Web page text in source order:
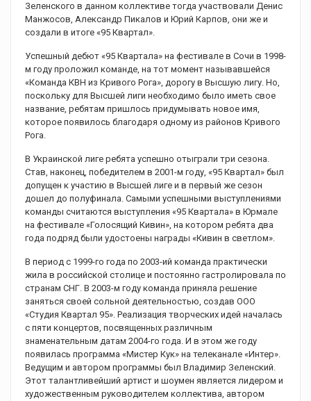
Зеленского в данном коллективе тогда участвовали Денис
Манжосов, Александр Пикалов и Юрий Карпов, они же и
создали в итоге «95 Квартал».
Успешный дебют «95 Квартала» на фестивале в Сочи в 1998-
м году проложил команде, на тот момент называвшейся
«Команда КВН из Кривого Рога», дорогу в Высшую лигу. Но,
поскольку для Высшей лиги необходимо было иметь свое
название, ребятам пришлось придумывать новое имя,
которое появилось благодаря одному из районов Кривого
Рога.
В Украинской лиге ребята успешно отыграли три сезона.
Став, наконец, победителем в 2001-м году, «95 Квартал» был
допущен к участию в Высшей лиге и в первый же сезон
дошел до полуфинала. Самыми успешными выступлениями
команды считаются выступления «95 Квартала» в Юрмале
на фестивале «Голосящий Кивин», на котором ребята два
года подряд были удостоены награды «Кивин в светлом».
В период с 1999-го года по 2003-ий команда практически
жила в российской столице и постоянно гастролировала по
странам СНГ. В 2003-м году команда приняла решение
заняться своей сольной деятельностью, создав ООО
«Студия Квартал 95». Реализация творческих идей началась
с пяти концертов, посвященных различным
знаменательным датам 2004-го года. И в этом же году
появилась программа «Мистер Кук» на телеканале «Интер».
Ведущим и автором программы был Владимир Зеленский.
Этот талантливейший артист и шоумен является лидером и
художественным руководителем коллектива, автором